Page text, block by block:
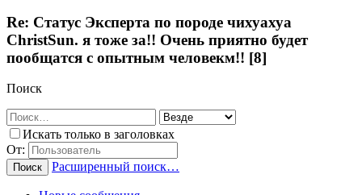
Re: Статус Эксперта по породе чихуахуа
ChristSun. я тоже за!! Очень приятно будет
пообщатся с опытным человекм!! [8]
Поиск
Искать только в заголовках
От:
Поиск Расширенный поиск…